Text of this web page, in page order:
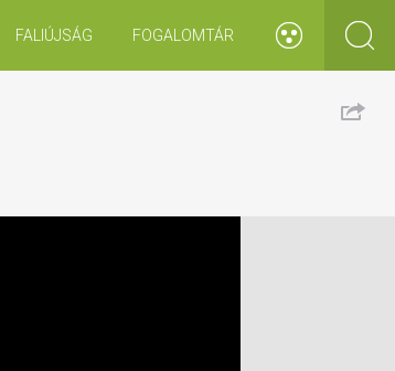
FALIÚJSÁG FOGALOMTÁR